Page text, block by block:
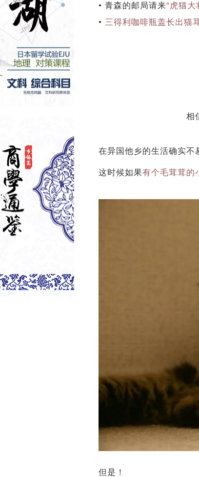
• 青森的邮局请来“虎猫大
• 三得利咖啡瓶盖长出猫
相
在异国他乡的生活确实
这时候如果有个毛茸茸的
但是！